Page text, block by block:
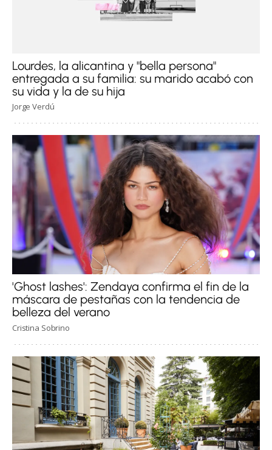
Lourdes, la alicantina y "bella persona"
entregada a su familia: su marido acabó con
su vida y la de su hija
Jorge Verdú
'Ghost lashes': Zendaya confirma el fin de la
máscara de pestañas con la tendencia de
belleza del verano
Cristina Sobrino